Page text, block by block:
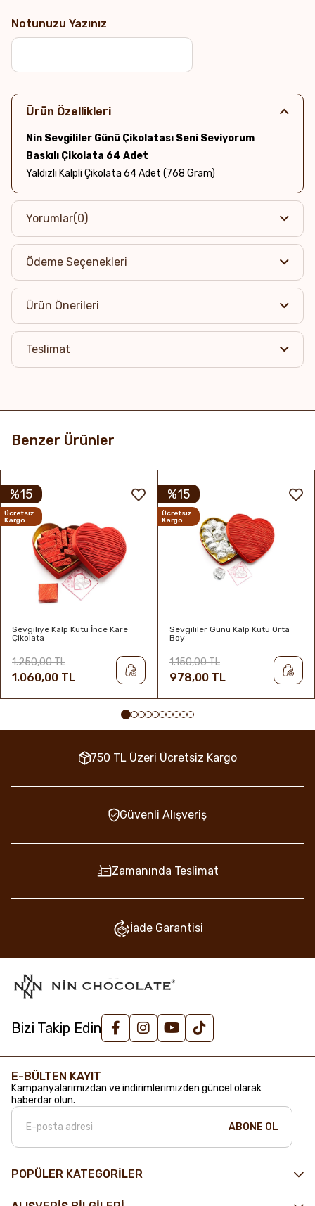
Notunuzu Yazınız
Ürün Özellikleri
Nin Sevgililer Günü Çikolatası Seni Seviyorum
Baskılı Çikolata 64 Adet
Yaldızlı Kalpli Çikolata 64 Adet (768 Gram)
Yorumlar(0)
Ödeme Seçenekleri
Ürün Önerileri
Teslimat
Benzer Ürünler
Sevgiliye Kalp Kutu İnce Kare
Çikolata
1.060,00 TL
1.250,00 TL
%15
Ücretsiz
Kargo
Sevgililer Günü Kalp Kutu Orta
Boy
978,00 TL
1.150,00 TL
%15
Ücretsiz
Kargo
750 TL Üzeri Ücretsiz Kargo
Güvenli Alışveriş
Zamanında Teslimat
İade Garantisi
Bizi Takip Edin
POPÜLER KATEGORİLER
E-BÜLTEN KAYIT
Kampanyalarımızdan ve indirimlerimizden güncel olarak
haberdar olun.
ABONE OL